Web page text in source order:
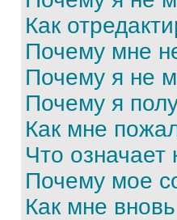
Как
Почему мне
Почему я не
Почему я
Как мне
Что
Почему мое
Как мне